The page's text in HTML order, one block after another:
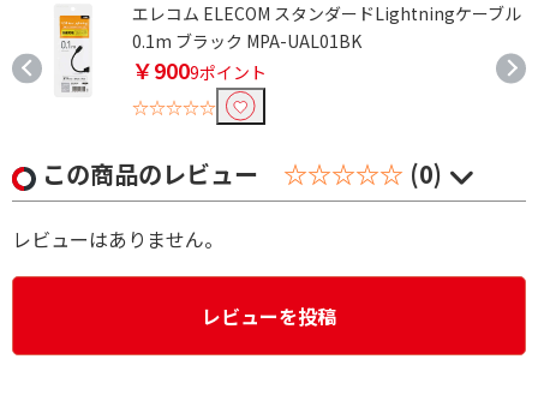
エレコム ELECOM スタンダードLightningケーブル
0.1m ブラック MPA-UAL01BK
￥9009ポイント
☆☆☆☆☆
この商品のレビュー ☆☆☆☆☆ (0)
レビューはありません。
レビューを投稿